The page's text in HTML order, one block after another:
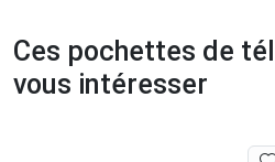
Ces pochettes de
vous intéresser